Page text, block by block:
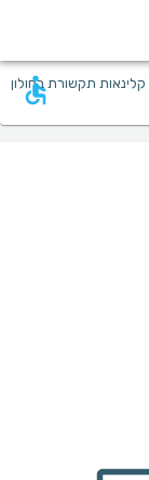
קלינאות תקשורת בחולון